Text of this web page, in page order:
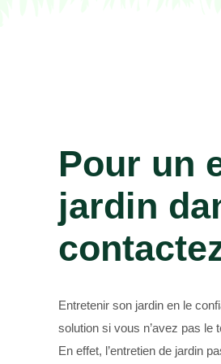
Pour un
jardin
Entretenir son jardin en le
solution si vous n’avez pas le
En effet, l’entretien de jardin